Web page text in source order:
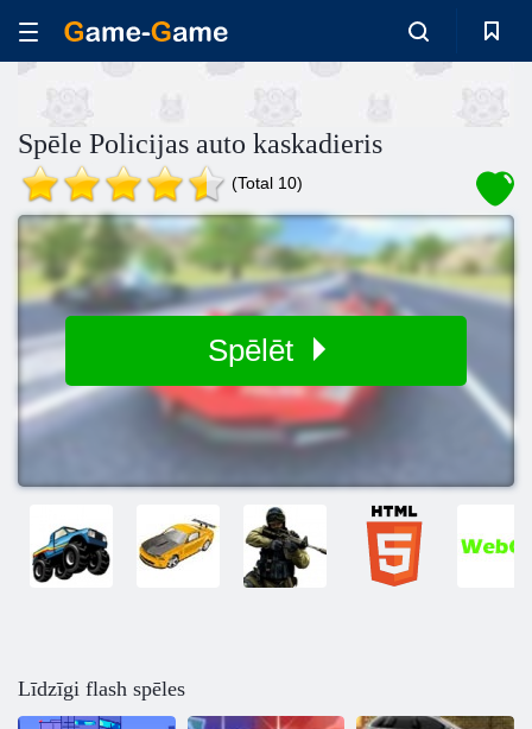
Spēle Policijas auto kaskadieris
(Total 10)
Spēlēt
Līdzīgi flash spēles